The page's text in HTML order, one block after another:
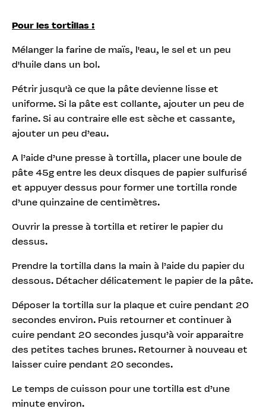
Pour les tortillas :
Mélanger la farine de maïs, l'eau, le sel et un peu
d'huile dans un bol.
Pétrir jusqu'à ce que la pâte devienne lisse et
uniforme. Si la pâte est collante, ajouter un peu de
farine. Si au contraire elle est sèche et cassante,
ajouter un peu d’eau.
A l’aide d’une presse à tortilla, placer une boule de
pâte 45g entre les deux disques de papier sulfurisé
et appuyer dessus pour former une tortilla ronde
d’une quinzaine de centimètres.
Ouvrir la presse à tortilla et retirer le papier du
dessus.
Prendre la tortilla dans la main à l’aide du papier du
dessous. Détacher délicatement le papier de la pâte.
Déposer la tortilla sur la plaque et cuire pendant 20
secondes environ. Puis retourner et continuer à
cuire pendant 20 secondes jusqu’à voir apparaitre
des petites taches brunes. Retourner à nouveau et
laisser cuire pendant 20 secondes.
Le temps de cuisson pour une tortilla est d’une
minute environ.